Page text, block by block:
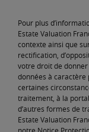
Pour plus
Estate Valuation
contexte ainsi que
rectification,
votre droit de donner
données à caractère
certaines
traitement, à la
d’autres formes de
Estate Valuation